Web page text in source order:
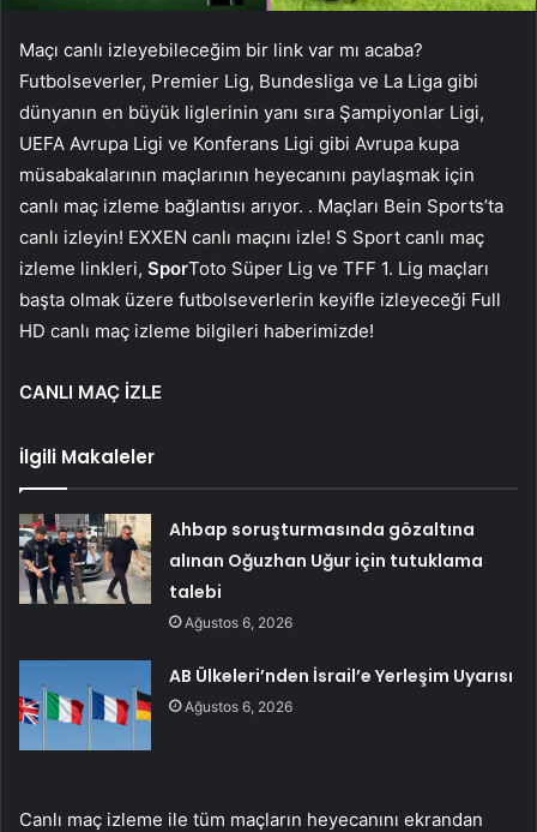
Maçı canlı izleyebileceğim bir link var mı acaba?
Futbolseverler, Premier Lig, Bundesliga ve La Liga gibi
dünyanın en büyük liglerinin yanı sıra Şampiyonlar Ligi,
UEFA Avrupa Ligi ve Konferans Ligi gibi Avrupa kupa
müsabakalarının maçlarının heyecanını paylaşmak için
canlı maç izleme bağlantısı arıyor. . Maçları Bein Sports’ta
canlı izleyin! EXXEN canlı maçını izle! S Sport canlı maç
izleme linkleri, SporToto Süper Lig ve TFF 1. Lig maçları
başta olmak üzere futbolseverlerin keyifle izleyeceği Full
HD canlı maç izleme bilgileri haberimizde!
CANLI MAÇ İZLE
İlgili Makaleler
Ahbap soruşturmasında gözaltına
alınan Oğuzhan Uğur için tutuklama
talebi
Ağustos 6, 2026
AB Ülkeleri’nden İsrail’e Yerleşim Uyarısı
Ağustos 6, 2026
Canlı maç izleme ile tüm maçların heyecanını ekrandan